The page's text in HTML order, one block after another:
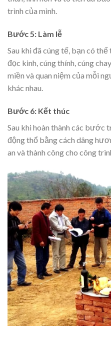
trình của mình.
Bước 5: Làm lễ
Sau khi đã cúng tế, bạn có
đọc kinh, cúng thính, cúng
miền và quan niệm của mỗi
khác nhau.
Bước 6: Kết thúc
Sau khi hoàn thành các bước
động thổ bằng cách dâng
an và thành công cho công